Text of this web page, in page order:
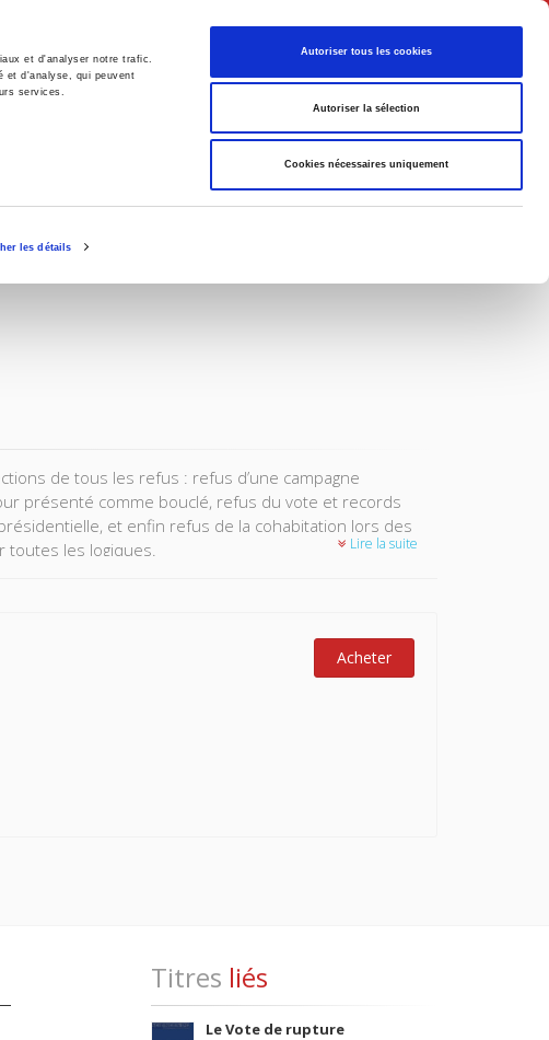
et d'analyser notre trafic.
et d'analyse, qui peuvent
services.
les détails
Autoriser tous les cookies
Autoriser la sélection
Cookies nécessaires uniquement
Français
de tous les refus : refus d’une campagne
présenté comme bouclé, refus du vote et records
et enfin refus de la cohabitation lors des
toutes les logiques.
Lire la suite
Acheter
Titres liés
Le Vote de rupture